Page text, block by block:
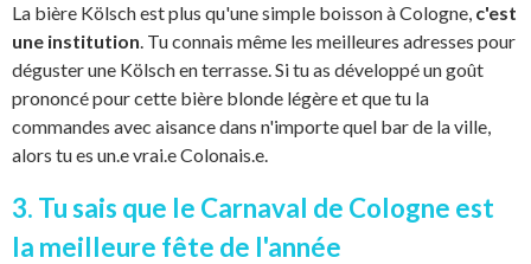
La bière Kölsch est plus qu'une simple boisson à Cologne, c'est
une institution . Tu connais même les meilleures adresses pour
déguster une Kölsch en terrasse. Si tu as développé un goût
prononcé pour cette bière blonde légère et que tu la
commandes avec aisance dans n'importe quel bar de la ville,
alors tu es un.e vrai.e Colonais.e.
3. Tu sais que le Carnaval de Cologne est
la meilleure fête de l'année